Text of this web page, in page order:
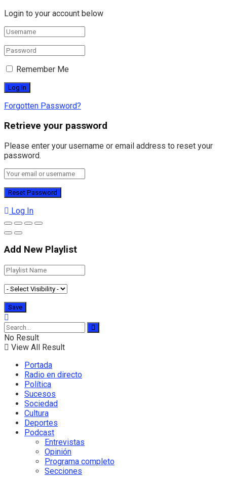
Login to your account below
Remember Me
Forgotten Password?
Retrieve your password
Please enter your username or email address to reset your
password.
Log In
Add New Playlist
No Result
View All Result
Portada
Radio en directo
Política
Sucesos
Sociedad
Cultura
Deportes
Podcast
Entrevistas
Opinión
Programa completo
Secciones